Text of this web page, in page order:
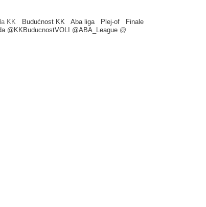
KK Budućnost KK Aba liga Plej-of
Finale
@KKBuducnostVOLI @ABA_League @